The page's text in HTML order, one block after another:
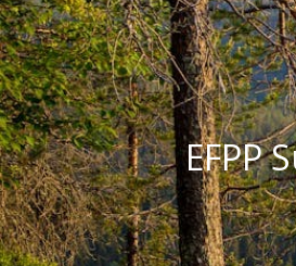
EFPP